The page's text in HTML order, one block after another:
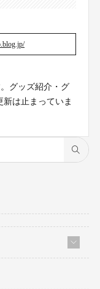
グッズ紹介・グ
新は止まっていま